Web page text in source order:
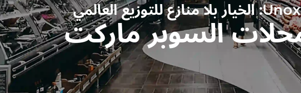
Unox: الخيار بلا منازع للتوزيع العالمي
السوبر ماركت